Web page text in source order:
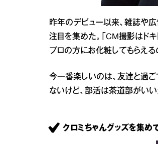
昨年のデビュー以来、雑誌や
注目を集めた。「CM撮影はド
プロの方にお化粧してもらえる
今一番楽しいのは、友達と過ご
ないけど、部活は茶道部がいい
クロミちゃんグッズを集め